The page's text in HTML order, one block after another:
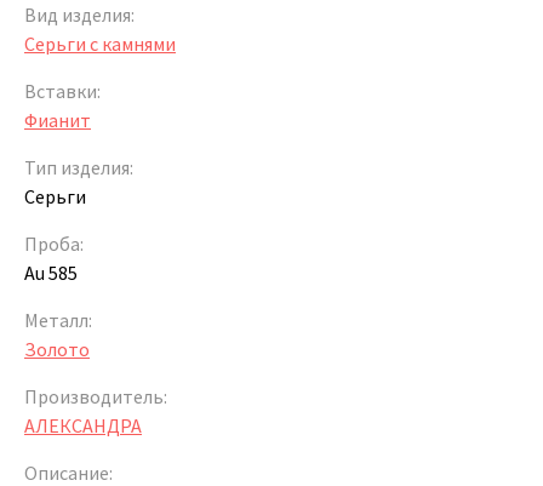
Вид изделия:
Серьги с камнями
Вставки:
Фианит
Тип изделия:
Серьги
Проба:
Au 585
Металл:
Золото
Производитель:
АЛЕКСАНДРА
Описание: